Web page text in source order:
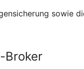
sowie
Broker